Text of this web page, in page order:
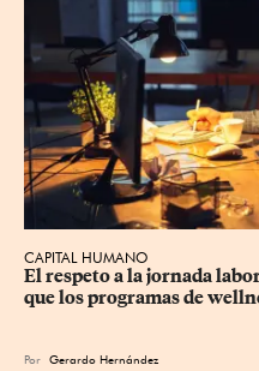
CAPITAL HUMANO
El respeto a la jornada
que los programas de
Por Gerardo Hernández